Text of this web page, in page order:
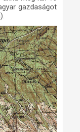
gazdaságot